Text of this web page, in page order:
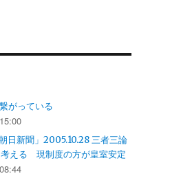
がっている
日新聞」2005.10.28 三者三論
考える 現制度の方が皇室安定